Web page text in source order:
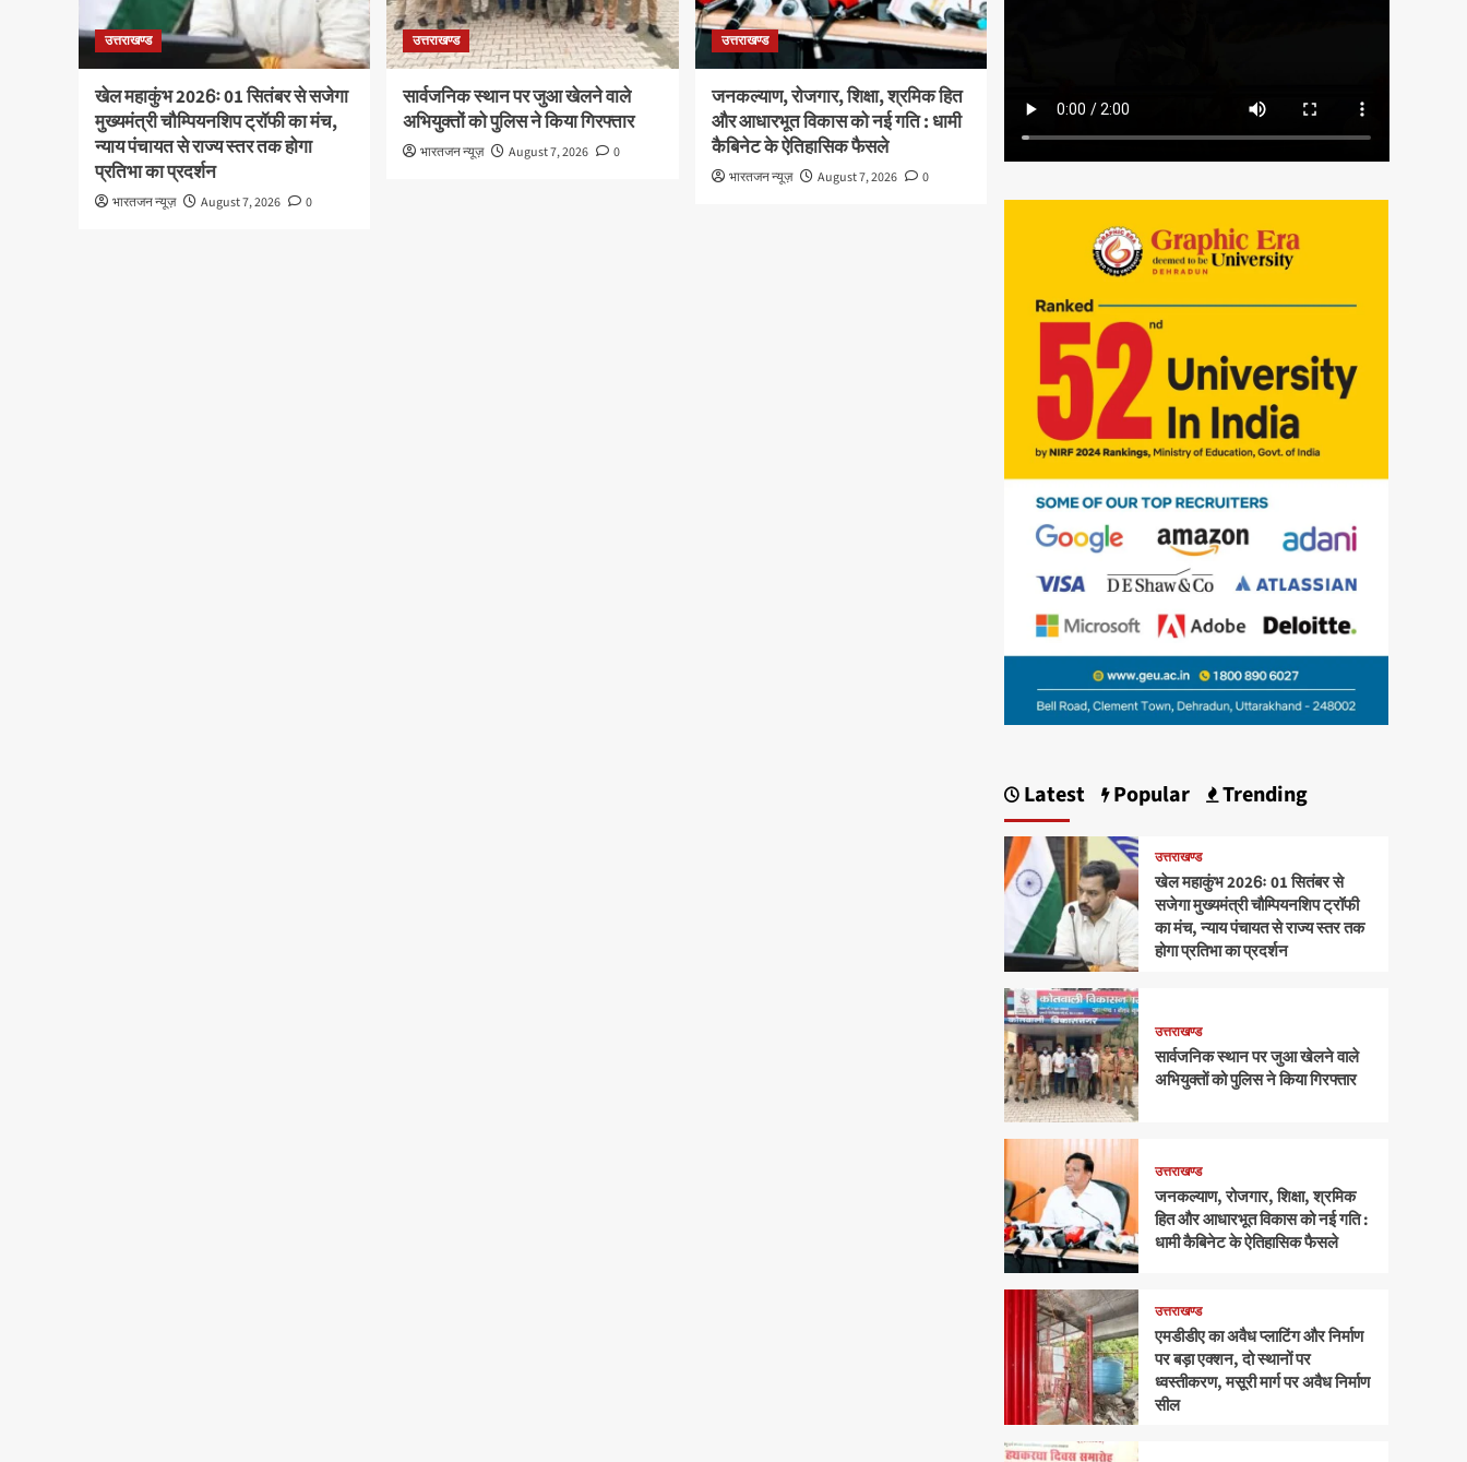
उत्तराखण्ड
खेल महाकुंभ 2026ः 01 सितंबर से सजेगा
मुख्यमंत्री चौम्पियनशिप ट्रॉफी का मंच,
न्याय पंचायत से राज्य स्तर तक होगा
प्रतिभा का प्रदर्शन
भारतजन न्यूज़ August 7, 2026 0
उत्तराखण्ड
सार्वजनिक स्थान पर जुआ खेलने वाले
अभियुक्तों को पुलिस ने किया गिरफ्तार
भारतजन न्यूज़ August 7, 2026 0
उत्तराखण्ड
जनकल्याण, रोजगार, शिक्षा, श्रमिक हित
और आधारभूत विकास को नई गति : धामी
कैबिनेट के ऐतिहासिक फैसले
भारतजन न्यूज़ August 7, 2026 0
Latest Popular Trending
उत्तराखण्ड
खेल महाकुंभ 2026ः 01 सितंबर से
सजेगा मुख्यमंत्री चौम्पियनशिप ट्रॉफी
का मंच, न्याय पंचायत से राज्य स्तर तक
होगा प्रतिभा का प्रदर्शन
उत्तराखण्ड
सार्वजनिक स्थान पर जुआ खेलने वाले
अभियुक्तों को पुलिस ने किया गिरफ्तार
उत्तराखण्ड
जनकल्याण, रोजगार, शिक्षा, श्रमिक
हित और आधारभूत विकास को नई गति :
धामी कैबिनेट के ऐतिहासिक फैसले
उत्तराखण्ड
एमडीडीए का अवैध प्लाटिंग और निर्माण
पर बड़ा एक्शन, दो स्थानों पर
ध्वस्तीकरण, मसूरी मार्ग पर अवैध निर्माण
सील